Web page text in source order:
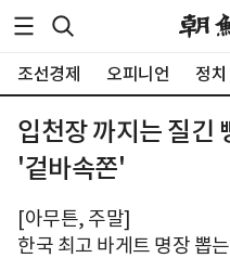
조선경제 오피니언 정치
입천장 까지는 질긴
'겉바속쫀'
[아무튼, 주말]
한국 최고 바게트 명장 뽑는